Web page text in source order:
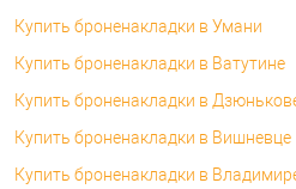
Купить броненакладки в Умани
Купить броненакладки в Ватутине
Купить броненакладки в
Купить броненакладки в Вишневце
Купить броненакладки в